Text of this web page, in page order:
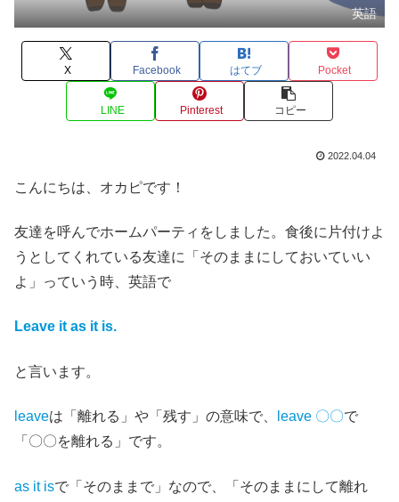
英語
X Facebook はてブ Pocket
LINE Pinterest コピー
2022.04.04
こんにちは、オカピです！
友達を呼んでホームパーティをしました。食後に片付けよ
うとしてくれている友達に「そのままにしておいていい
よ」っていう時、英語で
Leave it as it is.
と言います。
leaveは「離れる」や「残す」の意味で、 leave 〇〇で
「〇〇を離れる」です。
as it isで「そのままで」なので、「そのままにして離れ